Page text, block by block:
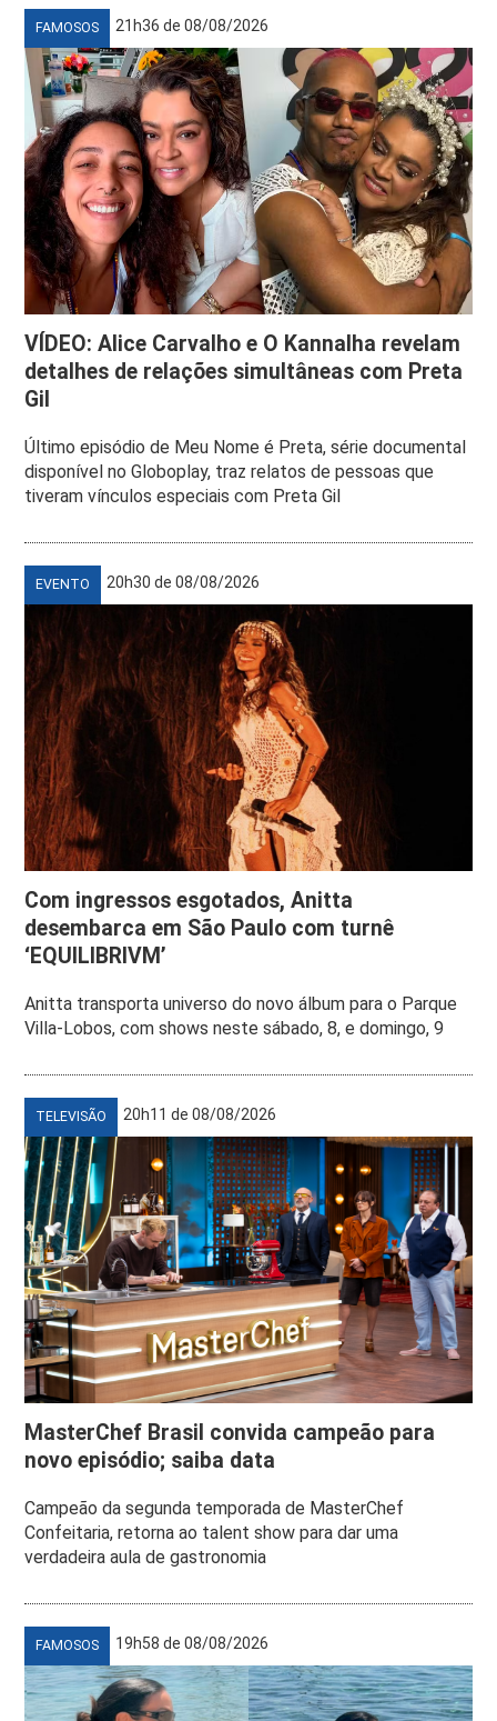
FAMOSOS 21h36 de 08/08/2026
VÍDEO: Alice Carvalho e O Kannalha revelam
detalhes de relações simultâneas com Preta
Gil
Último episódio de Meu Nome é Preta, série documental
disponível no Globoplay, traz relatos de pessoas que
tiveram vínculos especiais com Preta Gil
EVENTO 20h30 de 08/08/2026
Com ingressos esgotados, Anitta
desembarca em São Paulo com turnê
‘EQUILIBRIVM’
Anitta transporta universo do novo álbum para o Parque
Villa-Lobos, com shows neste sábado, 8, e domingo, 9
TELEVISÃO 20h11 de 08/08/2026
MasterChef Brasil convida campeão para
novo episódio; saiba data
Campeão da segunda temporada de MasterChef
Confeitaria, retorna ao talent show para dar uma
verdadeira aula de gastronomia
FAMOSOS 19h58 de 08/08/2026